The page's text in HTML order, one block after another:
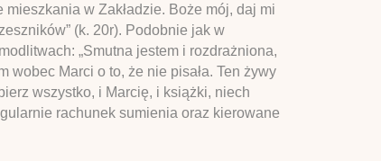
w Zakładzie. Boże mój, daj mi
(k. 20r). Podobnie jak w
„Smutna jestem i rozdrażniona,
Marci o to, że nie pisała. Ten żywy
wszystko, i Marcię, i książki, niech
rachunek sumienia oraz kierowane